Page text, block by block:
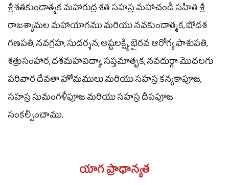
శ్రీ శతకుండాత్మక మహారుద్ర శత సహస్ర మహాచండీ సహిత శ్రీ
రాజశ్యామల మహాయాగము మరియు నవకుండాత్మక, షోడశ
గణపతి, నవగ్రహ, సుదర్శన, అష్టలక్ష్మి, భైరవ ఆరోగ్య పాశుపతి,
శత్రుసంహార, దశమహావిద్యా, సప్తమాతృక, నవదుర్గా మొదలగు
పరివార దేవతా హోమములు మరియు సహస్ర కన్యకాపూజ,
సహస్ర సుమంగళీపూజ మరియు సహస్ర దీపపూజ
సంకల్పించాము.
యాగ ప్రాధాన్యత